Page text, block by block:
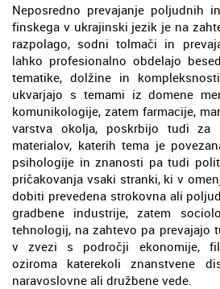
Neposredno prevajanje poljudnih
finskega v ukrajinski jezik je na
razpolago, sodni tolmači in
lahko profesionalno obdelajo
tematike, dolžine in
ukvarjajo s temami iz domene
komunikologije, zatem farmacije,
varstva okolja, poskrbijo tudi za
materialov, katerih tema je
psihologije in znanosti pa tudi
pričakovanja vsaki stranki, ki v
dobiti prevedena strokovna ali
gradbene industrije, zatem
tehnologij, na zahtevo pa prevajajo
v zvezi s področji ekonomije,
oziroma katerekoli znanstvene
naravoslovne ali družbene vede.